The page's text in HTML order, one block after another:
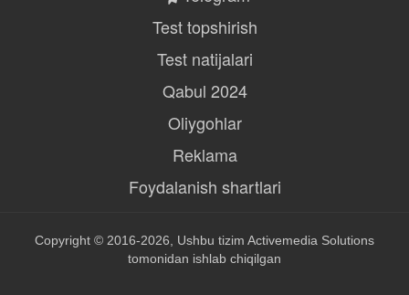
Test topshirish
Test natijalari
Qabul 2024
Oliygohlar
Reklama
Foydalanish shartlari
Copyright © 2016-2026, Ushbu tizim Activemedia Solutions
tomonidan ishlab chiqilgan